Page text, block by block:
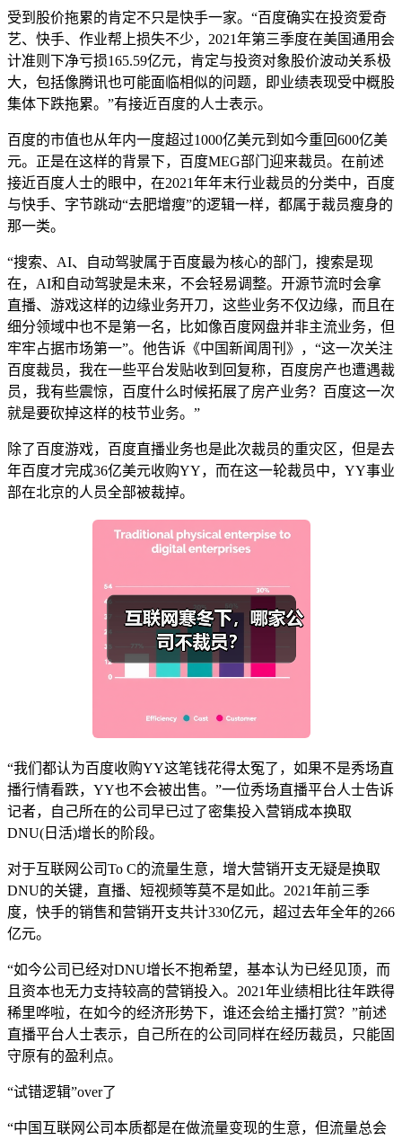
受到股价拖累的肯定不只是快手一家。“百度确实在投资爱奇
艺、快手、作业帮上损失不少，2021年第三季度在美国通用会
计准则下净亏损165.59亿元，肯定与投资对象股价波动关系极
大，包括像腾讯也可能面临相似的问题，即业绩表现受中概股
集体下跌拖累。”有接近百度的人士表示。
百度的市值也从年内一度超过1000亿美元到如今重回600亿美
元。正是在这样的背景下，百度MEG部门迎来裁员。在前述
接近百度人士的眼中，在2021年年末行业裁员的分类中，百度
与快手、字节跳动“去肥增瘦”的逻辑一样，都属于裁员瘦身的
那一类。
“搜索、AI、自动驾驶属于百度最为核心的部门，搜索是现
在，AI和自动驾驶是未来，不会轻易调整。开源节流时会拿
直播、游戏这样的边缘业务开刀，这些业务不仅边缘，而且在
细分领域中也不是第一名，比如像百度网盘并非主流业务，但
牢牢占据市场第一”。他告诉《中国新闻周刊》，“这一次关注
百度裁员，我在一些平台发贴收到回复称，百度房产也遭遇裁
员，我有些震惊，百度什么时候拓展了房产业务？百度这一次
就是要砍掉这样的枝节业务。”
除了百度游戏，百度直播业务也是此次裁员的重灾区，但是去
年百度才完成36亿美元收购YY，而在这一轮裁员中，YY事业
部在北京的人员全部被裁掉。
“我们都认为百度收购YY这笔钱花得太冤了，如果不是秀场直
播行情看跌，YY也不会被出售。”一位秀场直播平台人士告诉
记者，自己所在的公司早已过了密集投入营销成本换取
DNU(日活)增长的阶段。
对于互联网公司To C的流量生意，增大营销开支无疑是换取
DNU的关键，直播、短视频等莫不是如此。2021年前三季
度，快手的销售和营销开支共计330亿元，超过去年全年的266
亿元。
“如今公司已经对DNU增长不抱希望，基本认为已经见顶，而
且资本也无力支持较高的营销投入。2021年业绩相比往年跌得
稀里哗啦，在如今的经济形势下，谁还会给主播打赏？”前述
直播平台人士表示，自己所在的公司同样在经历裁员，只能固
守原有的盈利点。
“试错逻辑”over了
“中国互联网公司本质都是在做流量变现的生意，但流量总会